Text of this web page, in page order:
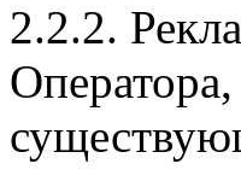
2.2.2.